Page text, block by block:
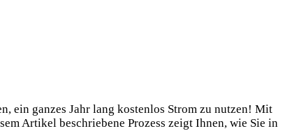
ein ganzes Jahr lang kostenlos Strom zu nutzen! Mit
Artikel beschriebene Prozess zeigt Ihnen, wie Sie in